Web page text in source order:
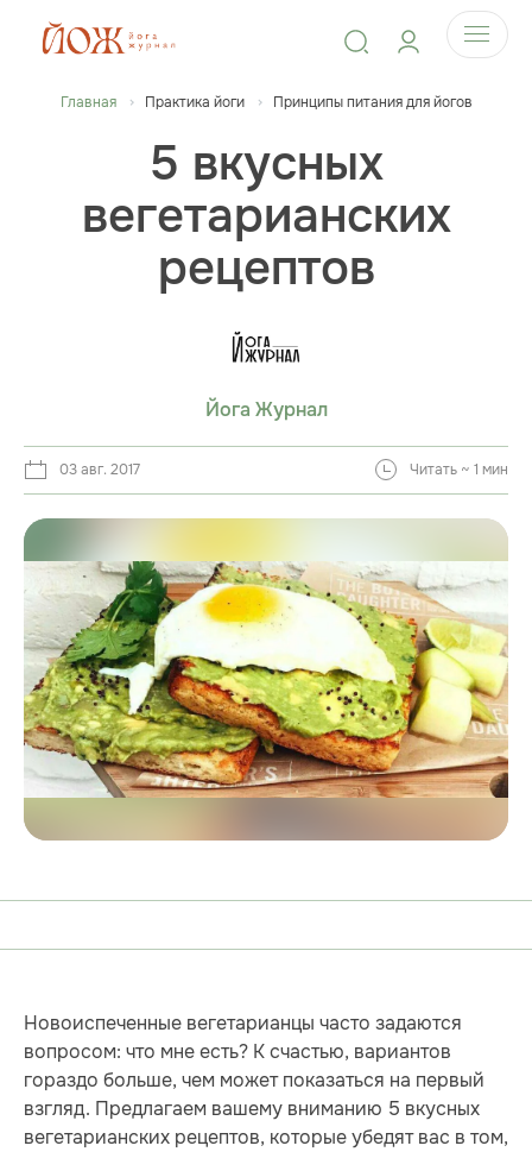
Главная Практика йоги Принципы питания для йогов
5 вкусных
вегетарианских
рецептов
Йога Журнал
03 авг. 2017 Читать ~ 1 мин
Новоиспеченные вегетарианцы часто задаются
вопросом: что мне есть? К счастью, вариантов
гораздо больше, чем может показаться на первый
взгляд. Предлагаем вашему вниманию 5 вкусных
вегетарианских рецептов, которые убедят вас в том,